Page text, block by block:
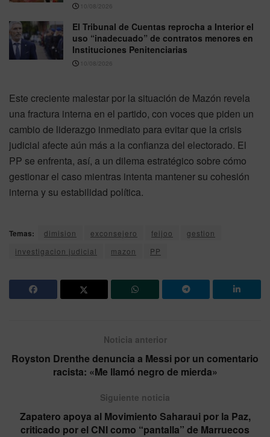
10/08/2026
El Tribunal de Cuentas reprocha a Interior el
uso “inadecuado” de contratos menores en
Instituciones Penitenciarias
10/08/2026
Este creciente malestar por la situación de Mazón revela
una fractura interna en el partido, con voces que piden un
cambio de liderazgo inmediato para evitar que la crisis
judicial afecte aún más a la confianza del electorado. El
PP se enfrenta, así, a un dilema estratégico sobre cómo
gestionar el caso mientras intenta mantener su cohesión
interna y su estabilidad política.
Temas: dimision exconsejero feijoo
gestion
investigacion judicial
mazon PP
Noticia anterior
Royston Drenthe denuncia a Messi por un comentario
racista: «Me llamó negro de mierda»
Siguiente noticia
Zapatero apoya al Movimiento Saharaui por la Paz,
criticado por el CNI como “pantalla” de Marruecos